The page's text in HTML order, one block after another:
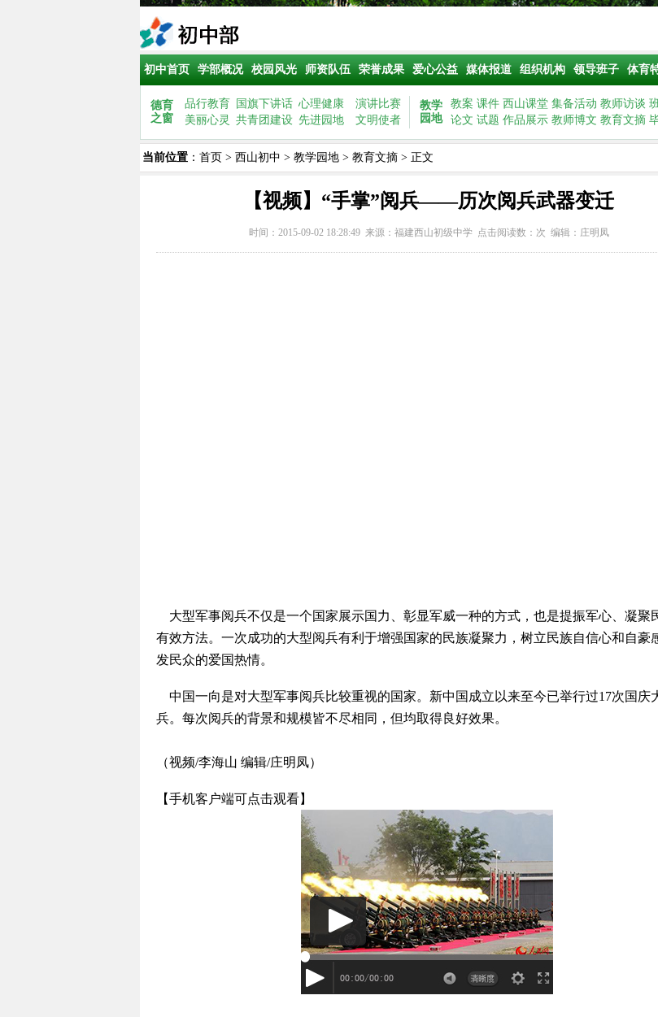
初中首页 学部概况 校园风光 师资队伍 荣誉成果 爱心公益 媒体报道 组织机构 领导班子 体育
德育
之窗
品行教育 国旗下讲话 心理健康
演讲比赛
美丽心灵 共青团建设 先进园地 文明使者
教学
园地
教案 课件 西山课堂 集备活动 教师访谈
论文 试题 作品展示 教师博文 教育文摘
当前位置 ： 首页 > 西山初中 > 教学园地 > 教育文摘 > 正文
【视频】“手掌”阅兵——历次阅兵武器变迁
时间：2015-09-02 18:28:49 来源： 福建西山初级中学 点击阅读数： 次 编辑：庄明凤
大型军事阅兵不仅是一个国家展示国力、彰显军威一种的方式，也是提振军心、凝聚
有效方法。一次成功的大型阅兵有利于增强国家的民族凝聚力，树立民族自信心和自豪
发民众的爱国热情。
中国一向是对大型军事阅兵比较重视的国家。新中国成立以来至今已举行过17次国庆
兵。每次阅兵的背景和规模皆不尽相同，但均取得良好效果。
（视频/李海山 编辑/庄明凤）
【手机客户端可点击观看】